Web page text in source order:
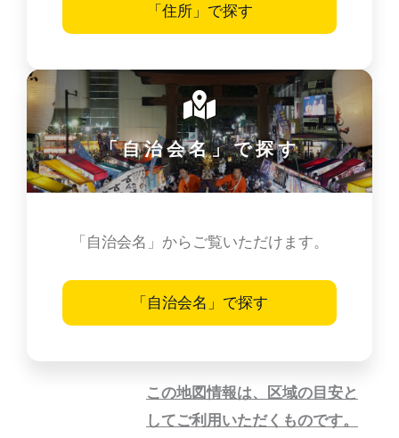
「住所」で探す
「自治会名」で探す
「自治会名」からご覧いただけます。
「自治会名」で探す
この地図情報は、区域の目安と
してご利用いただくものです。